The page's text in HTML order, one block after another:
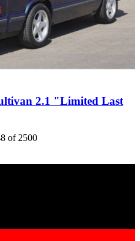
2.1 "Limited Last
of 2500